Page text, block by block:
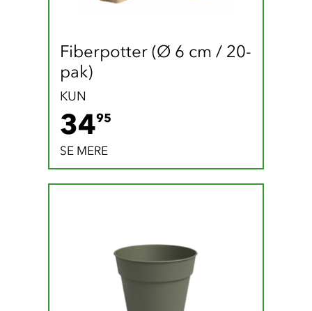
Fiberpotter (Ø 6 cm / 20-
pak)
KUN
3495
SE MERE